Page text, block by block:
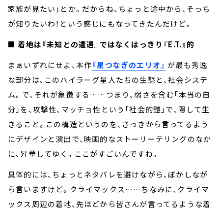
家族が見たい」とか。だからね、ちょっと途中から、そっち
が知りたいわ！という感じにもなってきたんだけど。
■ 着地は『未知との遭遇』ではなくはっきり『E.T.』的
まぁいずれにせよ、本作『星つなぎのエリオ』 が最も秀逸
な部分は、このハイラーグ星人たちの生態と、社会システ
ム。で、それが象徴する……つまり、弱さを含む「本当の自
分」を、攻撃性、マッチョ性という「社会的鎧」で、隠して生
きること。この構造というのを、さっきから言ってるよう
にデザインと演出で、映画的なストーリーテリングのなか
に、昇華してゆく。ここがすごいんですね。
具体的には、ちょっとネタバレを避けながら、ぼかしなが
ら言いますけど。クライマックス……ちなみに、クライマ
ックス周辺の着地、先ほどから皆さんが言ってるような着